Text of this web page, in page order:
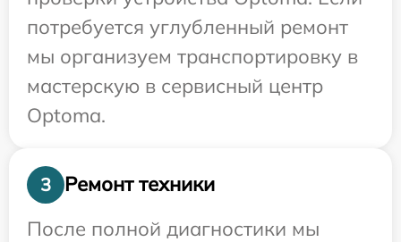
потребуется углубленный ремонт
мы организуем транспортировку в
мастерскую в сервисный центр
Optoma.
3
Ремонт техники
После полной диагностики мы